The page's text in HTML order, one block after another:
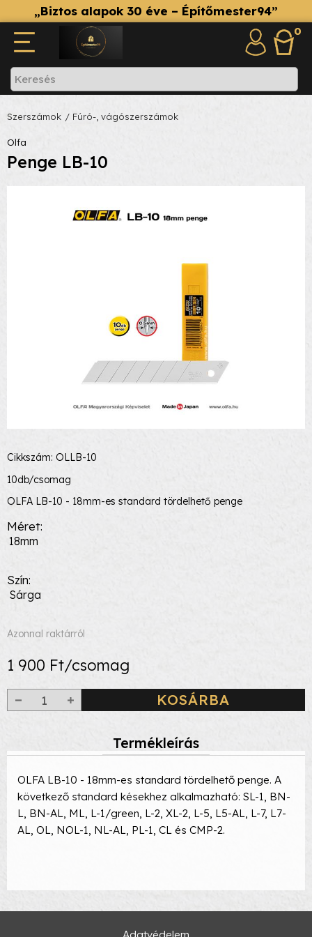
„Biztos alapok 30 éve – Építőmester94”
0
Szerszámok / Fúró-, vágószerszámok
Olfa
Penge LB-10
Cikkszám: OLLB-10
10db/csomag
OLFA LB-10 - 18mm-es standard tördelhető penge
Méret
18mm
Szín
Sárga
Azonnal raktárról
1 900 Ft/csomag
KOSÁRBA
Termékleírás
OLFA LB-10 - 18mm-es standard tördelhető penge. A
következő standard késekhez alkalmazható: SL-1, BN-
L, BN-AL, ML, L-1/green, L-2, XL-2, L-5, L5-AL, L-7, L7-
AL, OL, NOL-1, NL-AL, PL-1, CL és CMP-2.
Adatvédelem